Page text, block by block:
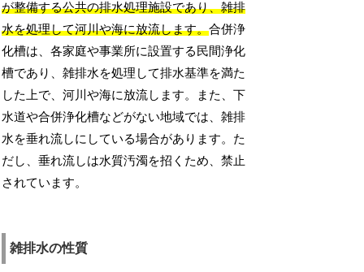
が整備する公共の排水処理施設であり、雑排
水を処理して河川や海に放流します。合併浄
化槽は、各家庭や事業所に設置する民間浄化
槽であり、雑排水を処理して排水基準を満た
した上で、河川や海に放流します。また、下
水道や合併浄化槽などがない地域では、雑排
水を垂れ流しにしている場合があります。た
だし、垂れ流しは水質汚濁を招くため、禁止
されています。
雑排水の性質